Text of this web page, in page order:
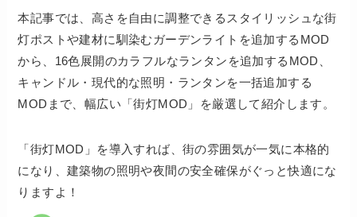
本記事では、高さを自由に調整できるスタイリッシュな街
灯ポストや建材に馴染むガーデンライトを追加するMOD
から、16色展開のカラフルなランタンを追加するMOD、
キャンドル・現代的な照明・ランタンを一括追加する
MODまで、幅広い「街灯MOD」を厳選して紹介します。
「街灯MOD」を導入すれば、街の雰囲気が一気に本格的
になり、建築物の照明や夜間の安全確保がぐっと快適にな
りますよ！